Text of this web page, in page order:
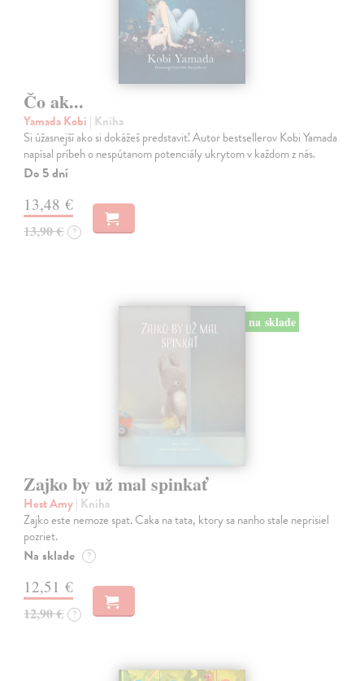
Čo ak...
Yamada Kobi | Kniha
Si úžasnejší ako si dokážeš predstaviť. Autor bestsellerov Kobi Yamada
napísal príbeh o nespútanom potenciály ukrytom v každom z nás.
Do 5 dní
13,48 €
13,90 € ?
na sklade
Zajko by už mal spinkať
Hest Amy| Kniha
Zajko este nemoze spat. Caka na tata, ktory sa nanho stale neprisiel
pozriet.
Na sklade ?
12,51 €
12,90 € ?